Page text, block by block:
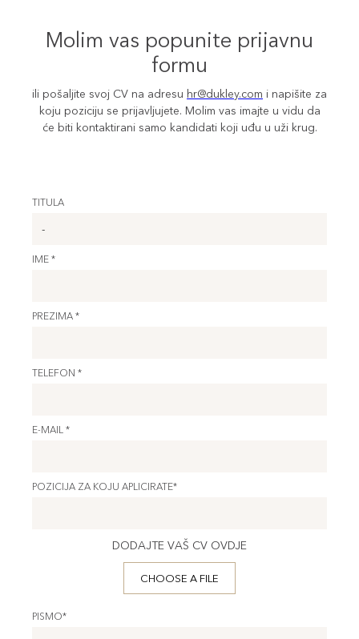
Molim vas popunite prijavnu
formu
ili pošaljite svoj CV na adresu hr@dukley.com i napišite za
koju poziciju se prijavljujete. Molim vas imajte u vidu da
će biti kontaktirani samo kandidati koji uđu u uži krug.
TITULA
IME *
PREZIMA *
TELEFON *
E-MAIL *
POZICIJA ZA KOJU APLICIRATE*
DODAJTE VAŠ CV OVDJE
CHOOSE A FILE
PISMO*